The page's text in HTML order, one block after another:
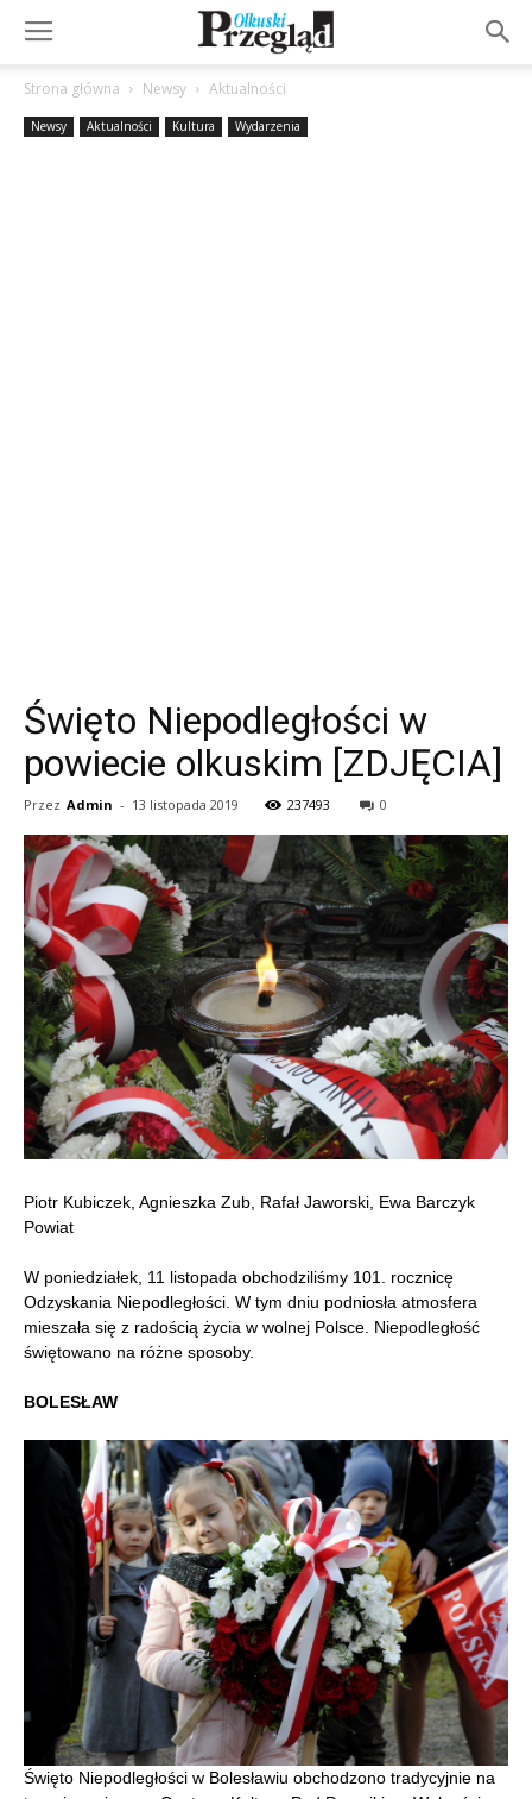
Strona główna Newsy Aktualności
Newsy Aktualności Kultura Wydarzenia
Święto Niepodległości w
powiecie olkuskim [ZDJĘCIA]
Przez Admin - 13 listopada 2019 237493 0
Piotr Kubiczek, Agnieszka Zub, Rafał Jaworski, Ewa Barczyk
Powiat
W poniedziałek, 11 listopada obchodziliśmy 101. rocznicę
Odzyskania Niepodległości. W tym dniu podniosła atmosfera
mieszała się z radością życia w wolnej Polsce. Niepodległość
świętowano na różne sposoby.
BOLESŁAW
Święto Niepodległości w Bolesławiu obchodzono tradycyjnie na